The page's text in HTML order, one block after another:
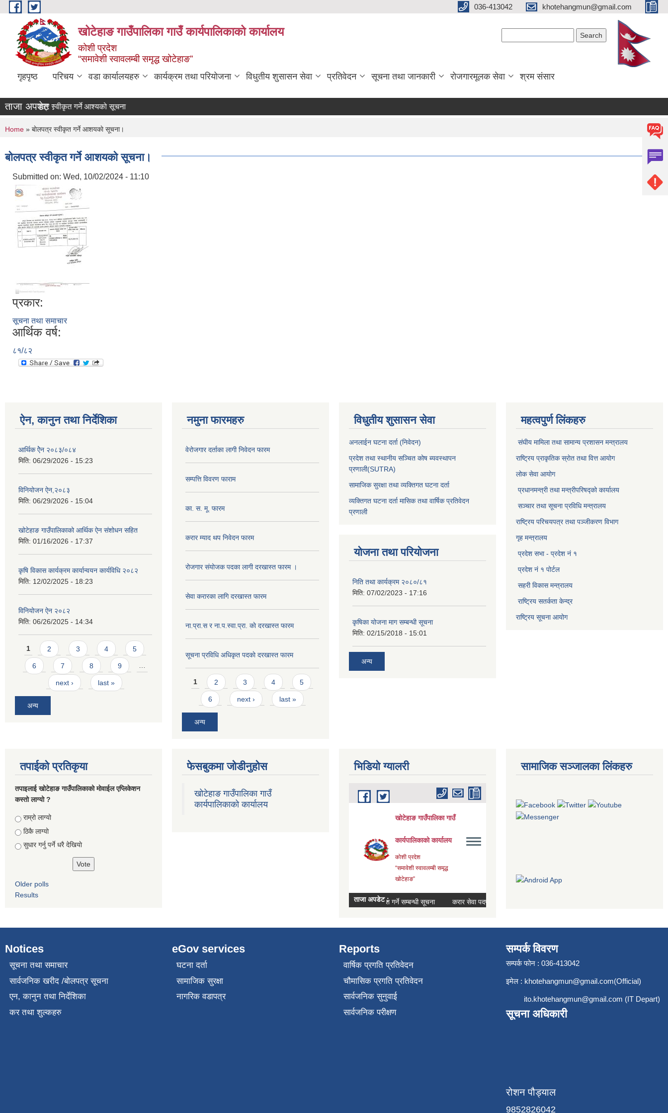
Skip to main content 036-413042 khotehangmun@gmail.com
खोटेहाङ गाउँपालिका गाउँ कार्यपालिकाको कार्यालय
कोशी प्रदेश
“समावेशी स्वावलम्बी समृद्ध खोटेहाङ”
गृहपृष्ठ परिचय वडा कार्यालयहरु कार्यक्रम तथा परियोजना विधुतीय शुसासन सेवा प्रतिवेदन सूचना तथा जानकारी रोजगारमूलक सेवा श्रम संसार
ताजा अपडेट :
बोलपत्र स्वीकृत गर्ने आश्यको सूचना
You are here
Home » बाेलपत्र स्वीकृत गर्ने आशयकाे सूचना।
बाेलपत्र स्वीकृत गर्ने आशयकाे सूचना।
Submitted on: Wed, 10/02/2024 - 11:10
प्रकार:
सूचना तथा समाचार
आर्थिक वर्ष:
८१/८२
ऐन, कानुन तथा निर्देशिका
आर्थिक ऐेन २०८३/०८४
मिति: 06/29/2026 - 15:23
विनियोजन ऐन,२०८३
मिति: 06/29/2026 - 15:04
खोटेहाङ गाउँपालिकाको आर्थिक ऐन संशोधन सहित
मिति: 01/16/2026 - 17:37
कृषि विकास कार्यक्रम कार्यान्वयन कार्यविधि २०८२
मिति: 12/02/2025 - 18:23
विनियोजन ऐन २०८२
मिति: 06/26/2025 - 14:34
Pages
1 2 3 4 5
6 7 8 9 …
next › last »
अन्य
नमुना फारमहरु
वेरोजगार दर्ताका लागी निवेदन फारम
सम्पत्ति विवरण फाराम
का. स. मू. फारम
करार म्याद थप निवेदन फारम
रोजगार संयोजक पदका लागी दरखास्त फारम ।
सेवा करारका लागि दरखास्त फारम
ना‍.प्रा.स र ना.प.स्वा.प्रा. काे दरखास्त फारम
सूचना प्रविधि अधिकृत पदकाे दरखास्त फारम
Pages
1 2 3 4 5
6 next › last »
अन्य
विधुतीय शुसासन सेवा
अनलाईन घटना दर्ता (निवेदन)
प्रदेश तथा स्थानीय सञ्चित कोष ब्यवस्थापन
प्रणाली(SUTRA)
सामाजिक सुरक्षा तथा व्यक्तिगत घटना दर्ता
व्यक्तिगत घटना दर्ता मासिक तथा वार्षिक प्रतिवेदन
प्रणाली
योजना तथा परियोजना
निति तथा कार्यक्रम २०८०/८१
मिति: 07/02/2023 - 17:16
कृषिका योजना माग सम्बन्धी सूचना
मिति: 02/15/2018 - 15:01
अन्य
महत्वपुर्ण लिंकहरु
संघीय मामिला तथा सामान्य प्रशासन मन्त्रालय
राष्ट्रिय प्राकृतिक स्राेत तथा वित्त आयोग
लोक सेवा आयोग
प्रधानमन्त्री तथा मन्त्रीपरिषद्को कार्यालय
सञ्‍चार तथा सूचना प्रविधि मन्त्रालय
राष्ट्रिय परिचयपत्र तथा पञ्जीकरण विभाग​
गृह मन्त्रालय
प्रदेश सभा - प्रदेश नं १
प्रदेश नं १ पोर्टल
सहरी विकास मन्त्रालय
राष्ट्रिय सतर्कता केन्द्र
राष्ट्रिय सूचना आयोग
तपाईको प्रतिकृया
तपाइलाई खोटेहाङ गाउँपालिकाको माेवाईल एप्लिकेशन
कस्तो लाग्यो ?
Choices
राम्रो लाग्यो
ठिकै लाग्यो
सुधार गर्नु पर्ने धरै देखियाे
Older polls
Results
फेसबुकमा जोडीनुहोस
खोटेहाङ गाउँपालिका गाउँ
कार्यपालिकाको कार्यालय
भिडियाे ग्यालरी सामाजिक सञ्जालका लिंकहरु
Notices
सूचना तथा समाचार
सार्वजनिक खरीद /बोलपत्र सूचना
एन, कानुन तथा निर्देशिका
कर तथा शुल्कहरु
eGov services
घटना दर्ता
सामाजिक सुरक्षा
नागरिक वडापत्र
Reports
वार्षिक प्रगति प्रतिवेदन
चौमासिक प्रगति प्रतिवेदन
सार्वजनिक सुनुवाई
सार्वजनिक परीक्षण
सम्पर्क विवरण
सम्पर्क फोन : 036-413042
इमेल : khotehangmun@gmail.com(Official)
ito.khotehangmun@gmail.com (IT Depart)
सूचना अधिकारी
रोशन पौड्याल
9852826042